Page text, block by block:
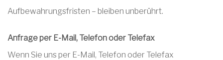
Aufbewahrungsfristen – bleiben unberührt.
Anfrage per E-Mail, Telefon oder Telefax
Wenn Sie uns per E-Mail, Telefon oder Telefax